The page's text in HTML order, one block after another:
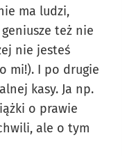
ma ludzi,
też nie
nie jesteś
mi!). I po drugie
kasy. Ja np.
o prawie
ale o tym